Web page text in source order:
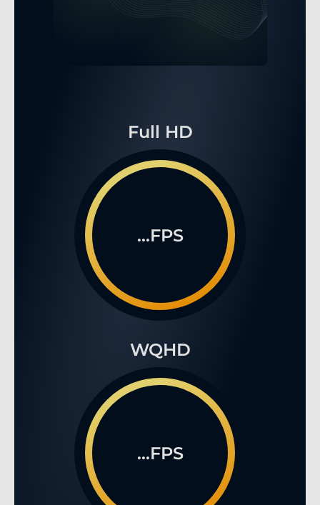
Full HD
...FPS
WQHD
...FPS